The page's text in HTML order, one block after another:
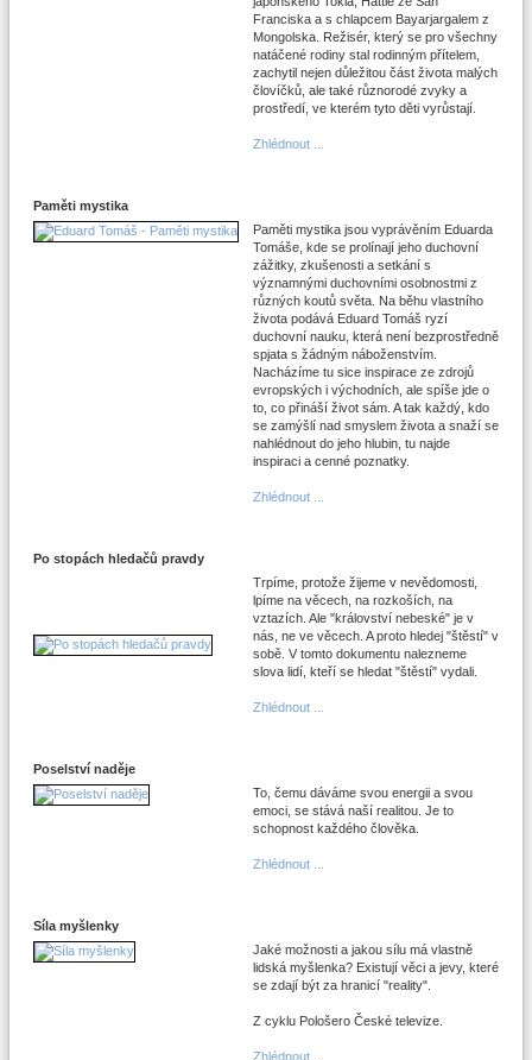
Franciska a s chlapcem Bayarjargalem z
Mongolska. Režisér, který se pro všechny
natáčené rodiny stal rodinným přítelem,
zachytil nejen důležitou část života malých
človíčků, ale také různorodé zvyky a
prostředí, ve kterém tyto děti vyrůstají.
Zhlédnout ...
Paměti mystika
Paměti mystika jsou vyprávěním Eduarda
Tomáše, kde se prolínají jeho duchovní
zážitky, zkušenosti a setkání s
významnými duchovními osobnostmi z
různých koutů světa. Na běhu vlastního
života podává Eduard Tomáš ryzí
duchovní nauku, která není bezprostředně
spjata s žádným náboženstvím.
Nacházíme tu sice inspirace ze zdrojů
evropských i východních, ale spíše jde o
to, co přináší život sám. A tak každý, kdo
se zamýšlí nad smyslem života a snaží se
nahlédnout do jeho hlubin, tu najde
inspiraci a cenné poznatky.
Zhlédnout ...
Po stopách hledačů pravdy
Trpíme, protože žijeme v nevědomosti,
lpíme na věcech, na rozkoších, na
vztazích. Ale "království nebeské" je v
nás, ne ve věcech. A proto hledej "štěstí" v
sobě. V tomto dokumentu nalezneme
slova lidí, kteří se hledat "štěstí" vydali.
Zhlédnout ...
Poselství naděje
To, čemu dáváme svou energii a svou
emoci, se stává naší realitou. Je to
schopnost každého člověka.
Zhlédnout ...
Síla myšlenky
Jaké možnosti a jakou sílu má vlastně
lidská myšlenka? Existují věci a jevy, které
se zdají být za hranicí "reality".
Z cyklu Pološero České televize.
Zhlédnout ...